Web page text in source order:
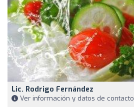
Lic. Rodrigo Fernández
Ver información y datos de contacto